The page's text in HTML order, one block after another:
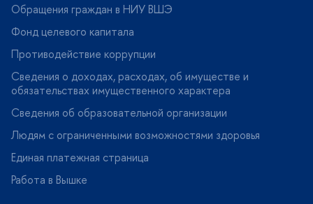
Обращения граждан в НИУ ВШЭ
Фонд целевого капитала
Противодействие коррупции
Сведения о доходах, расходах, об имуществе и
обязательствах имущественного характера
Сведения об образовательной организации
Людям с ограниченными возможностями здоровья
Единая платежная страница
Работа в Вышке